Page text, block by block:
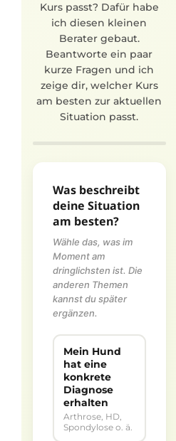
Kurs passt? Dafür habe
ich diesen kleinen
Berater gebaut.
Beantworte ein paar
kurze Fragen und ich
zeige dir, welcher Kurs
am besten zur aktuellen
Situation passt.
Was beschreibt
deine Situation
am besten?
Wähle das, was im
Moment am
dringlichsten ist. Die
anderen Themen
kannst du später
ergänzen.
Mein Hund
hat eine
konkrete
Diagnose
erhalten
Arthrose, HD,
Spondylose o. ä.